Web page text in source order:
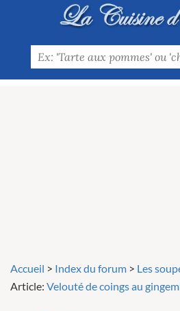
Accueil > Index du forum > Les
Article: Velouté de coings au